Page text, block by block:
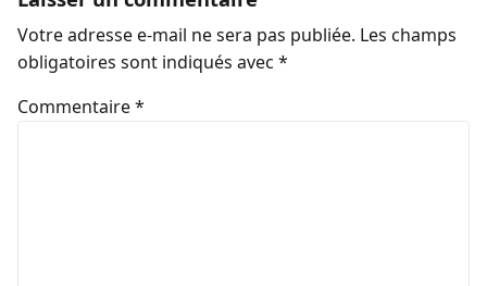
Votre adresse e-mail ne sera pas publiée. Les champs
obligatoires sont indiqués avec *
Commentaire*